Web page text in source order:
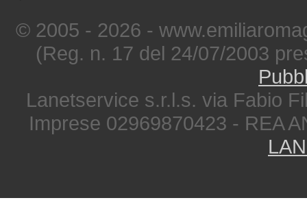
© 2005 - 2026 -
(Reg. n. 17 del 24/07/2003
Lanetservice s.r.l.s. via Fabio
Imprese 02969870423 - REA